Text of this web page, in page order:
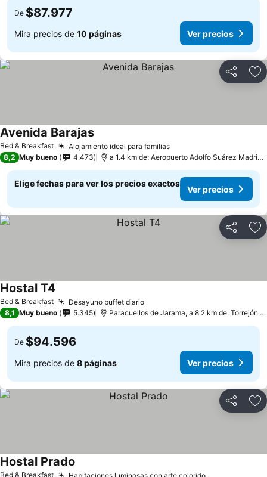
De $87.977
Mira precios de 10 páginas Ver precios
Compartir
Bed & Breakfast Alojamiento ideal para familiasVer precios
Avenida BarajasVer precios
8,2 Muy bueno 4.473 a 1.4 km de: Aeropuerto Adolfo Suárez
Elige fechas para ver los precios exactos
Ver precios
Compartir
Bed & Breakfast Desayuno buffet diarioVer precios
Hostal T4
8,1 Muy bueno 5.345 Paracuellos de Jarama, a 8.2 km de: Torrejón
De $94.596
Mira precios de 8 páginas Ver precios
Compartir
Bed & Breakfast Habitaciones luminosas con arte colorido
Hostal Prado